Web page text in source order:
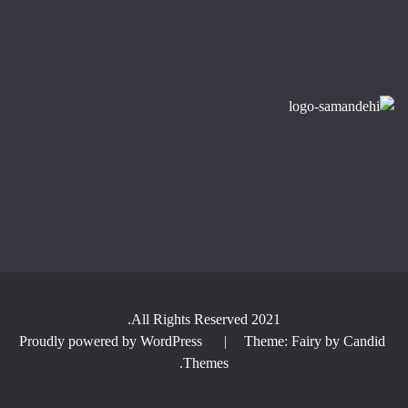
All Rights Reserved 2021.
Proudly powered by WordPress
| Theme: Fairy by Candid
Themes
.